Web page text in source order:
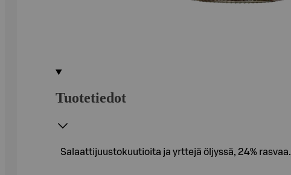
Tuotetiedot
Salaattijuustokuutioita ja yrttejä öljyssä, 24% rasvaa.